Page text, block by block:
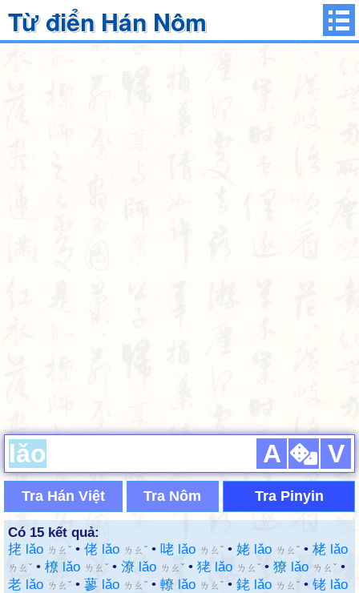
Từ điển Hán Nôm
A V
Tra Hán Việt Tra Nôm Tra Pinyin
Có 15 kết quả:
㧯 lǎo ㄌㄠˇ • 佬 lǎo ㄌㄠˇ • 咾 lǎo ㄌㄠˇ • 姥 lǎo ㄌㄠˇ • 栳 lǎo
ㄌㄠˇ • 橑 lǎo ㄌㄠˇ • 潦 lǎo ㄌㄠˇ • 狫 lǎo ㄌㄠˇ • 獠 lǎo ㄌㄠˇ •
老 lǎo ㄌㄠˇ • 蓼 lǎo ㄌㄠˇ • 轑 lǎo ㄌㄠˇ • 銠 lǎo ㄌㄠˇ • 铑 lǎo